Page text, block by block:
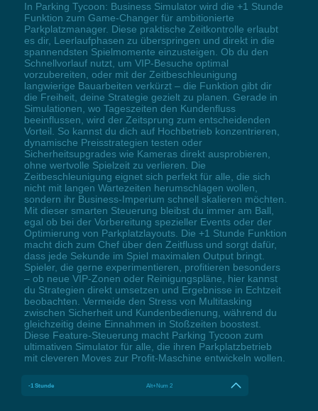
In Parking Tycoon: Business Simulator wird die +1 Stunde
Funktion zum Game-Changer für ambitionierte
Parkplatzmanager. Diese praktische Zeitkontrolle erlaubt
es dir, Leerlaufphasen zu überspringen und direkt in die
spannendsten Spielmomente einzusteigen. Ob du den
Schnellvorlauf nutzt, um VIP-Besuche optimal
vorzubereiten, oder mit der Zeitbeschleunigung
langwierige Bauarbeiten verkürzt – die Funktion gibt dir
die Freiheit, deine Strategie gezielt zu planen. Gerade in
Simulationen, wo Tageszeiten den Kundenfluss
beeinflussen, wird der Zeitsprung zum entscheidenden
Vorteil. So kannst du dich auf Hochbetrieb konzentrieren,
dynamische Preisstrategien testen oder
Sicherheitsupgrades wie Kameras direkt ausprobieren,
ohne wertvolle Spielzeit zu verlieren. Die
Zeitbeschleunigung eignet sich perfekt für alle, die sich
nicht mit langen Wartezeiten herumschlagen wollen,
sondern ihr Business-Imperium schnell skalieren möchten.
Mit dieser smarten Steuerung bleibst du immer am Ball,
egal ob bei der Vorbereitung spezieller Events oder der
Optimierung von Parkplatzlayouts. Die +1 Stunde Funktion
macht dich zum Chef über den Zeitfluss und sorgt dafür,
dass jede Sekunde im Spiel maximalen Output bringt.
Spieler, die gerne experimentieren, profitieren besonders
– ob neue VIP-Zonen oder Reinigungspläne, hier kannst
du Strategien direkt umsetzen und Ergebnisse in Echtzeit
beobachten. Vermeide den Stress von Multitasking
zwischen Sicherheit und Kundenbedienung, während du
gleichzeitig deine Einnahmen in Stoßzeiten boostest.
Diese Feature-Steuerung macht Parking Tycoon zum
ultimativen Simulator für alle, die ihren Parkplatzbetrieb
mit cleveren Moves zur Profit-Maschine entwickeln wollen.
-1 Stunde Alt+Num 2